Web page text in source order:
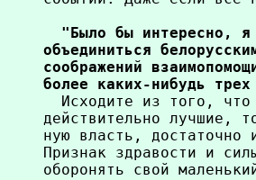
"Было бы интересно,
объединиться
соображений
более каких-нибудь
Исходите из того, что
действительно лучшие,
ную власть, достаточно
Признак здравости и
оборонять свой